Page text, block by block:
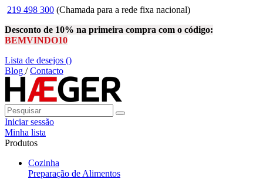
219 498 300 (Chamada para a rede fixa nacional)
Desconto de 10% na primeira compra com o código:
BEMVINDO10
Lista de desejos ()
Blog /Contacto
Iniciar sessão
Minha lista
Produtos
Cozinha
Preparação de Alimentos